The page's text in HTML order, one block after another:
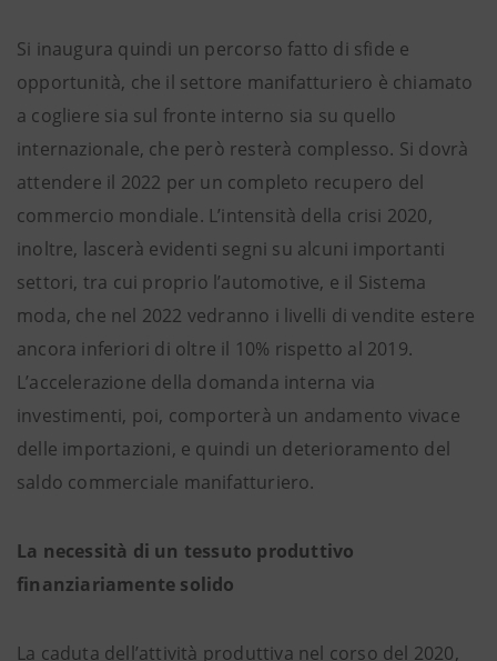
Si inaugura quindi un percorso fatto di sfide e
opportunità, che il settore manifatturiero è chiamato
a cogliere sia sul fronte interno sia su quello
internazionale, che però resterà complesso. Si dovrà
attendere il 2022 per un completo recupero del
commercio mondiale. L’intensità della crisi 2020,
inoltre, lascerà evidenti segni su alcuni importanti
settori, tra cui proprio l’automotive, e il Sistema
moda, che nel 2022 vedranno i livelli di vendite estere
ancora inferiori di oltre il 10% rispetto al 2019.
L’accelerazione della domanda interna via
investimenti, poi, comporterà un andamento vivace
delle importazioni, e quindi un deterioramento del
saldo commerciale manifatturiero.
La necessità di un tessuto produttivo
finanziariamente solido
La caduta dell’attività produttiva nel corso del 2020,